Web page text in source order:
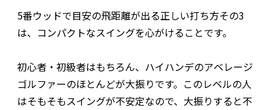
5番ウッドで目安の飛距離が出る正しい打ち方その3
は、コンパクトなスイングを心がけることです。
初心者・初級者はもちろん、ハイハンデのアベレージ
ゴルファーのほとんどが大振りです。このレベルの人
はそもそもスイングが不安定なので、大振りすると不